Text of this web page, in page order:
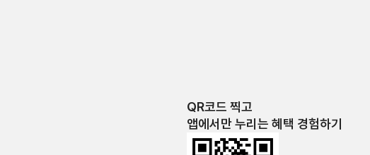
QR코드 찍고
앱에서만 누리는 혜택 경험하기